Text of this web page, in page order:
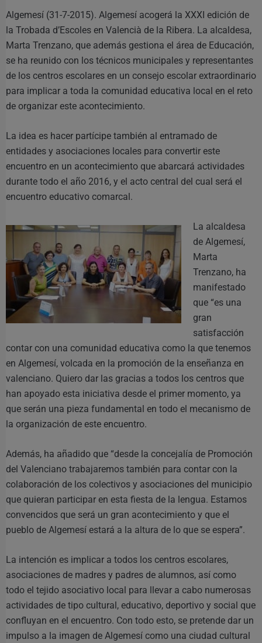
Algemesí (31-7-2015). Algemesí acogerá la XXXI edición de
la Trobada d’Escoles en Valencià de la Ribera. La alcaldesa,
Marta Trenzano, que además gestiona el área de Educación,
se ha reunido con los técnicos municipales y representantes
de los centros escolares en un consejo escolar extraordinario
para implicar a toda la comunidad educativa local en el reto
de organizar este acontecimiento.
La idea es hacer partícipe también al entramado de
entidades y asociaciones locales para convertir este
encuentro en un acontecimiento que abarcará actividades
durante todo el año 2016, y el acto central del cual será el
encuentro educativo comarcal.
La alcaldesa
de Algemesí,
Marta
Trenzano, ha
manifestado
que “es una
gran
satisfacción
contar con una comunidad educativa como la que tenemos
en Algemesí, volcada en la promoción de la enseñanza en
valenciano. Quiero dar las gracias a todos los centros que
han apoyado esta iniciativa desde el primer momento, ya
que serán una pieza fundamental en todo el mecanismo de
la organización de este encuentro.
Además, ha añadido que “desde la concejalía de Promoción
del Valenciano trabajaremos también para contar con la
colaboración de los colectivos y asociaciones del municipio
que quieran participar en esta fiesta de la lengua. Estamos
convencidos que será un gran acontecimiento y que el
pueblo de Algemesí estará a la altura de lo que se espera”.
La intención es implicar a todos los centros escolares,
asociaciones de madres y padres de alumnos, así como
todo el tejido asociativo local para llevar a cabo numerosas
actividades de tipo cultural, educativo, deportivo y social que
confluyan en el encuentro. Con todo esto, se pretende dar un
impulso a la imagen de Algemesí como una ciudad cultural